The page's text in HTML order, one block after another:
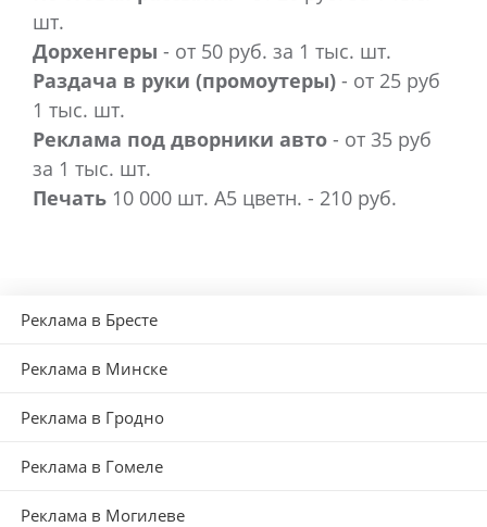
шт.
Дорхенгеры - от 50 руб. за 1 тыс. шт.
Раздача в руки (промоутеры) - от 25 руб
1 тыс. шт.
Реклама под дворники авто - от 35 руб
за 1 тыс. шт.
Печать 10 000 шт. А5 цветн. - 210 руб.
Реклама в Бресте
Реклама в Минске
Реклама в Гродно
Реклама в Гомеле
Реклама в Могилеве